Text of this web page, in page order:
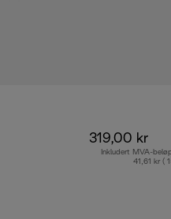
319,00 kr
Inkludert MVA-
41,61 kr (